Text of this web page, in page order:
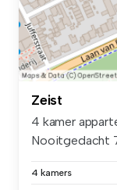
Zeist
4 kamer
Nooitgedacht
4 kamers